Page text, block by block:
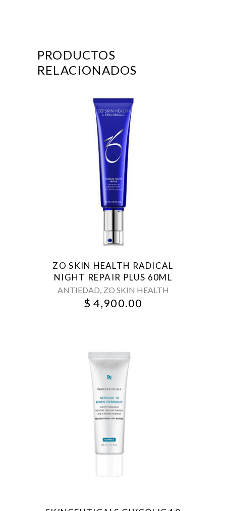
PRODUCTOS
RELACIONADOS
ZO SKIN HEALTH RADICAL
NIGHT REPAIR PLUS 60ML
ANTIEDAD, ZO SKIN HEALTH
$ 4,900.00